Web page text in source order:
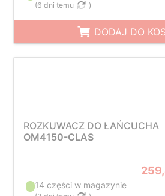
(6 dni temu )
DODAJ DO
ROZKUWACZ DO ŁAŃCUCHA
OM4150-CLAS
14 części w magazynie